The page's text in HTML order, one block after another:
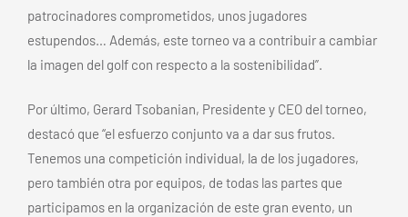
patrocinadores comprometidos, unos jugadores
estupendos… Además, este torneo va a contribuir a cambiar
la imagen del golf con respecto a la sostenibilidad”.
Por último, Gerard Tsobanian, Presidente y CEO del torneo,
destacó que “el esfuerzo conjunto va a dar sus frutos.
Tenemos una competición individual, la de los jugadores,
pero también otra por equipos, de todas las partes que
participamos en la organización de este gran evento, un